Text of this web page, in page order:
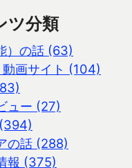
ツ分類
）の話 (63)
画サイト (104)
ュー (27)
の話 (288)
報 (375)